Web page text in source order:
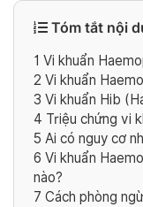
Tóm tắt nội
1 Vi khuẩn
2 Vi khuẩn
3 Vi khuẩn Hib
4 Triệu chứng vi
5 Ai có nguy cơ
6 Vi khuẩn
nào?
7 Cách phòng